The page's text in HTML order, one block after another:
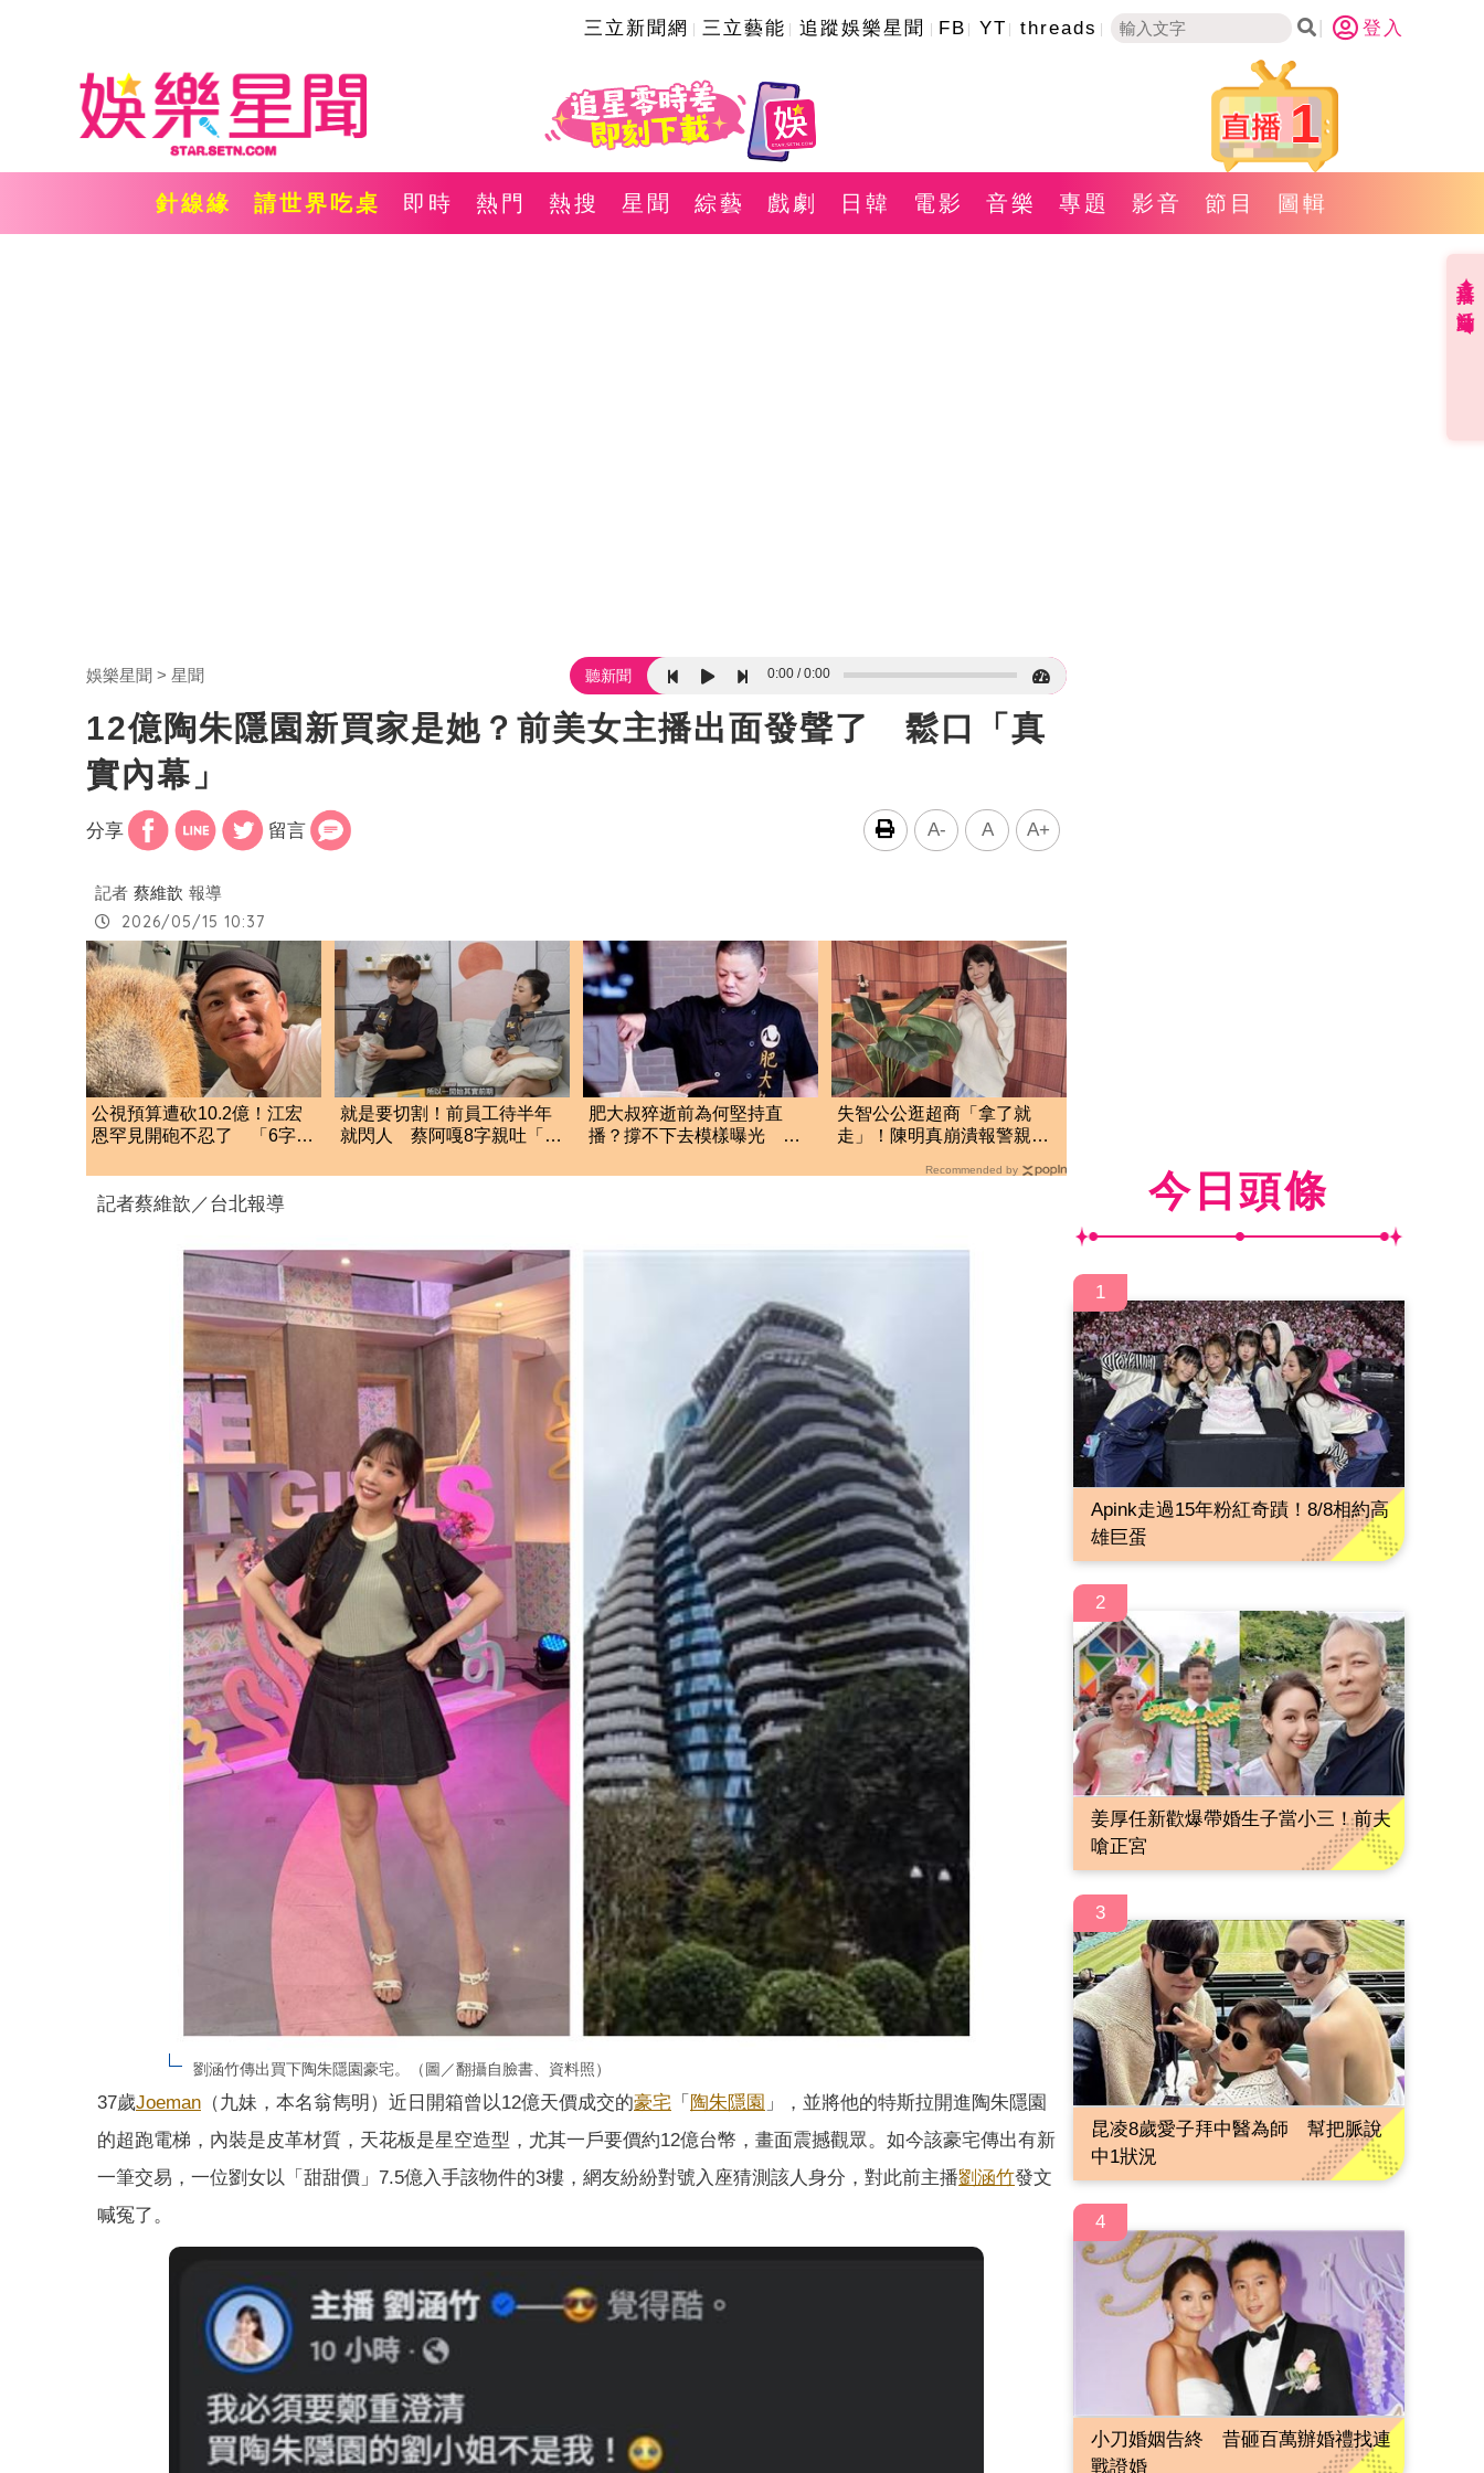
三立新聞網 三立藝能 追蹤娛樂星聞 FB YT threads 登入
1
針線緣 請世界吃桌 即時 熱門 熱搜 星聞 綜藝 戲劇 日韓 電影 音樂 專題 影音 節目 圖輯
娛樂星聞 星聞 聽新聞 0:00 0:00
12億陶朱隱園新買家是她？前美女主播出面發聲了 鬆口「真
實內幕」
分享 留言 A- A A+
記者 蔡維歆 報導
2026/05/15 10:37
公視預算遭砍10.2億！江宏
恩罕見開砲不忍了 「6字酸
就是要切割！前員工待半年
就閃人 蔡阿嘎8字親吐「留
肥大叔猝逝前為何堅持直
播？撐不下去模樣曝光 網
失智公公逛超商「拿了就
走」！陳明真崩潰報警親立
Recommended by
記者蔡維歆／台北報導
劉涵竹傳出買下陶朱隱園豪宅。（圖／翻攝自臉書、資料照）
37歲Joeman （九妹，本名翁雋明）近日開箱曾以12億天價成交的豪宅 「 陶朱隱園 」，並將他的特斯拉開進陶朱隱園
的超跑電梯，內裝是皮革材質，天花板是星空造型，尤其一戶要價約12億台幣，畫面震撼觀眾。如今該豪宅傳出有新
一筆交易，一位劉女以「甜甜價」7.5億入手該物件的3樓，網友紛紛對號入座猜測該人身分，對此前主播劉涵竹發文
喊冤了。
今日頭條
1
Apink走過15年粉紅奇蹟！8/8相約高
雄巨蛋
2
姜厚任新歡爆帶婚生子當小三！前夫
嗆正宮
3
昆凌8歲愛子拜中醫為師 幫把脈說
中1狀況
4
小刀婚姻告終 昔砸百萬辦婚禮找連
戰證婚
直播✦活動